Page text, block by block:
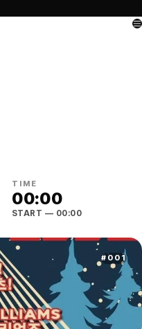
TIME
00:00
START — 00:00
# 001